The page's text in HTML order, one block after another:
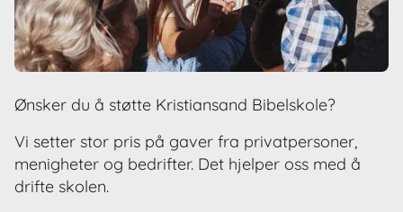
Ønsker du å støtte Kristiansand Bibelskole?
Vi setter stor pris på gaver fra privatpersoner,
menigheter og bedrifter. Det hjelper oss med å
drifte skolen.